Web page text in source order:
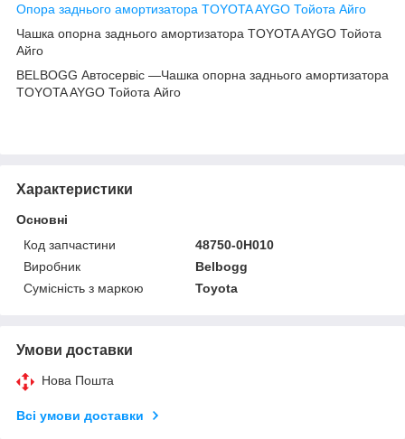
Опора заднього амортизатора TOYOTA AYGO Тойота Айго
Чашка опорна заднього амортизатора TOYOTA AYGO Тойота
Айго
BELBOGG Автосервіс —Чашка опорна заднього амортизатора
TOYOTA AYGO Тойота Айго
Характеристики
Основні
Код запчастини
48750-0H010
Виробник
Belbogg
Сумісність з маркою
Toyota
Умови доставки
Нова Пошта
Всі умови доставки